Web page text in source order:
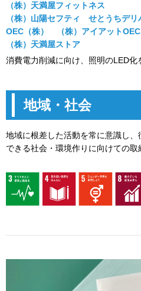
（株）天満屋フィットネス
（株）山陽セフティ せとうちデ
OEC（株） （株）アイアットOEC
（株）天満屋ストア
消費電力削減に向け、照明のLED化
地域・社会
地域に根差した活動を常に意識し
できる社会・環境作りに向けての取